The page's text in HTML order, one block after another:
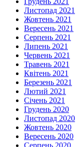
Листопад 2021
Жовтень 2021
Вересень 2021
Серпень 2021
Липень 2021
Червень 2021
Травень 2021
Квітень 2021
Березень 2021
Лютий 2021
Січень 2021
Грудень 2020
Листопад 2020
Жовтень 2020
Вересень 2020
Серпень 2020